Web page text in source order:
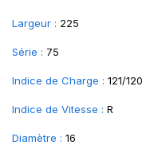
Largeur : 225
Série : 75
Indice de Charge : 121/120
Indice de Vitesse : R
Diamètre : 16